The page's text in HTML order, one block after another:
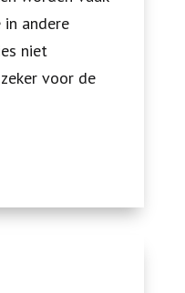
in andere
niet
voor de